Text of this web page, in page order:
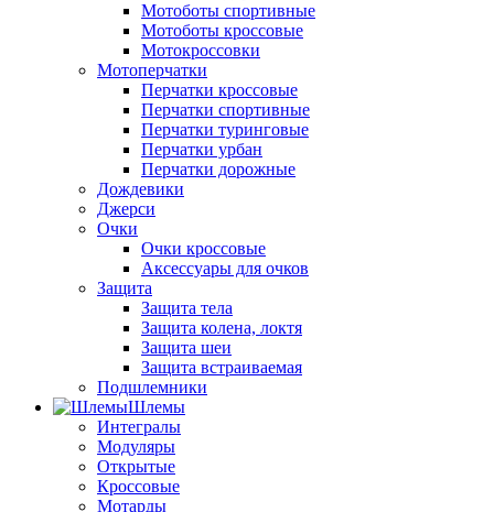
Мотоботы спортивные
Мотоботы кроссовые
Мотокроссовки
Мотоперчатки
Перчатки кроссовые
Перчатки спортивные
Перчатки туринговые
Перчатки урбан
Перчатки дорожные
Дождевики
Джерси
Очки
Очки кроссовые
Аксессуары для очков
Защита
Защита тела
Защита колена, локтя
Защита шеи
Защита встраиваемая
Подшлемники
Шлемы
Интегралы
Модуляры
Открытые
Кроссовые
Мотарды